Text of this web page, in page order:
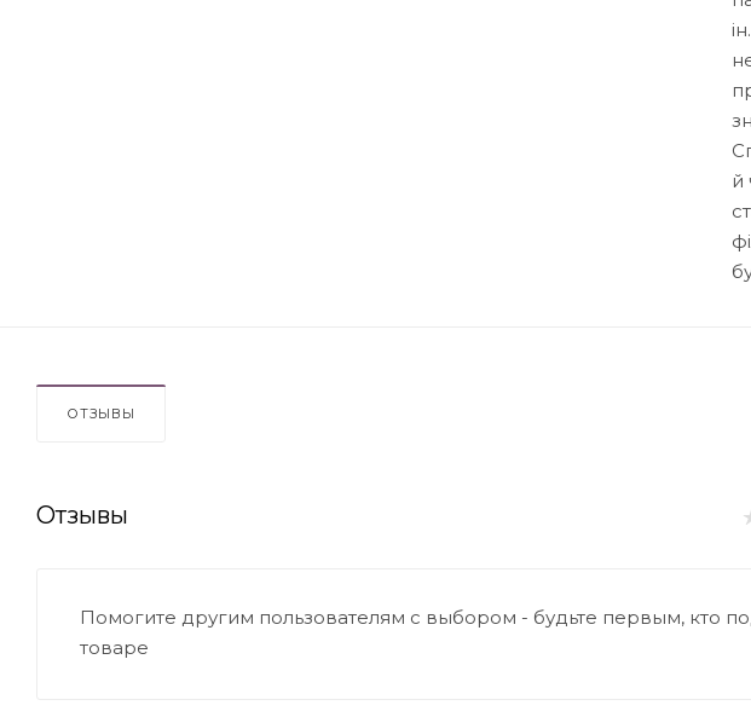
й
ОТЗЫВЫ
Отзывы
Помогите другим пользователям с выбором - будьте первым, кто
товаре